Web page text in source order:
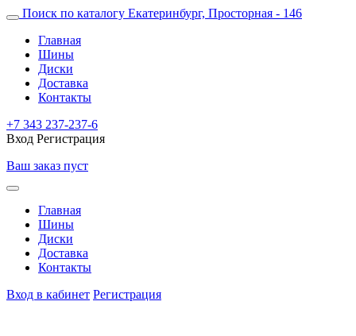
Поиск по каталогу Екатеринбург, Просторная - 146
Главная
Шины
Диски
Доставка
Контакты
+7 343 237-237-6
Вход Регистрация
Ваш заказ пуст
Главная
Шины
Диски
Доставка
Контакты
Вход в кабинет Регистрация